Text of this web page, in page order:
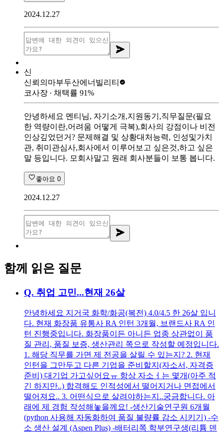
2024.12.27
신
신뢰의마부두산에너빌리티
코사장 ∙ 채택률 91%
안녕하세요 멘티님, 자기소개,지원동기,직무질문(필요
한 역량이란,어려움 어떻게 극복),회사의 강점이나 비전
인상깊었던거? 문제해결 및 상황대처능력, 인성및가치
관, 취미관심사,회사에서 이루어보고 싶은것,하고 싶은
말 등입니다. 모회사말고 원래 회사분들이 보통 봅니다.
좋아요 0
2024.12.27
함께 읽은 질문
Q. 취업 고민...현재 26살
안녕하세요 지거국 화학/화공(복전) 4.0/4.5 한 26살 입니
다. 현재 화장품 유통사 RA 인턴 3개월, 브랜드사 RA 인
턴 진행중입니다. 화장품이든 아니든 업종 상관없이 품
질 관리, 품질 보증, 생산관리 쪽으로 작성할 예정입니다.
1. 해당 직무를 가면 제 전공을 살릴 수 있는지? 2. 현재
인턴을 그만두고 다른 기업을 준비할지(자소서, 자격증
준비) 대기업 가고싶어요ㅠ 항상 자소ㅓ는 몇개(아주 적
긴 하지만..) 합격해도 인적성에서 떨어지거나 면접에서
떨어져요.. 3. 어떤식으로 살려야하는지..궁금합니다. 아
래에 제 경험 작성해놓을께요! -생산기술연구원 6개월
(python 사용해 자동화하여 품질 불량률 감소 시키기) -수
소 생산 설계 (Aspen Plus) -배터리쪽 학부연구생(리튬 덴